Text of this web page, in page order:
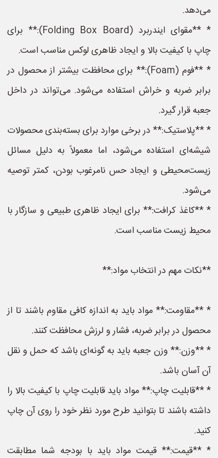
می‌دهد.
* **مقوای ایندربرد (Folding Box Board):** برای
چاپ با کیفیت بالا و ایجاد ظاهری لوکس مناسب است.
* **فوم (Foam):** برای محافظت بیشتر از محصول در
برابر ضربه و خراش استفاده می‌شود. می‌تواند در داخل
جعبه قرار گیرد.
* **پلاستیک:** در برخی موارد برای بسته‌بندی محصولات
شیشه‌ای استفاده می‌شود، اما معمولاً به دلیل مسائل
زیست‌محیطی و ایجاد حس نامرغوب بودن، کمتر توصیه
می‌شود.
* **کاغذ کرافت:** برای ایجاد ظاهری طبیعی و سازگار با
محیط زیست مناسب است.
**نکات مهم در انتخاب مواد:**
* **مقاومت:** مواد باید به اندازه کافی مقاوم باشند تا از
محصول در برابر ضربه، فشار و لرزش محافظت کنند.
* **وزن:** وزن جعبه باید به گونه‌ای باشد که حمل و نقل
آن آسان باشد.
* **قابلیت چاپ:** مواد باید قابلیت چاپ با کیفیت بالا را
داشته باشند تا بتوانید طرح مورد نظر خود را روی آن چاپ
کنید.
* **قیمت:** قیمت مواد باید با بودجه شما مطابقت